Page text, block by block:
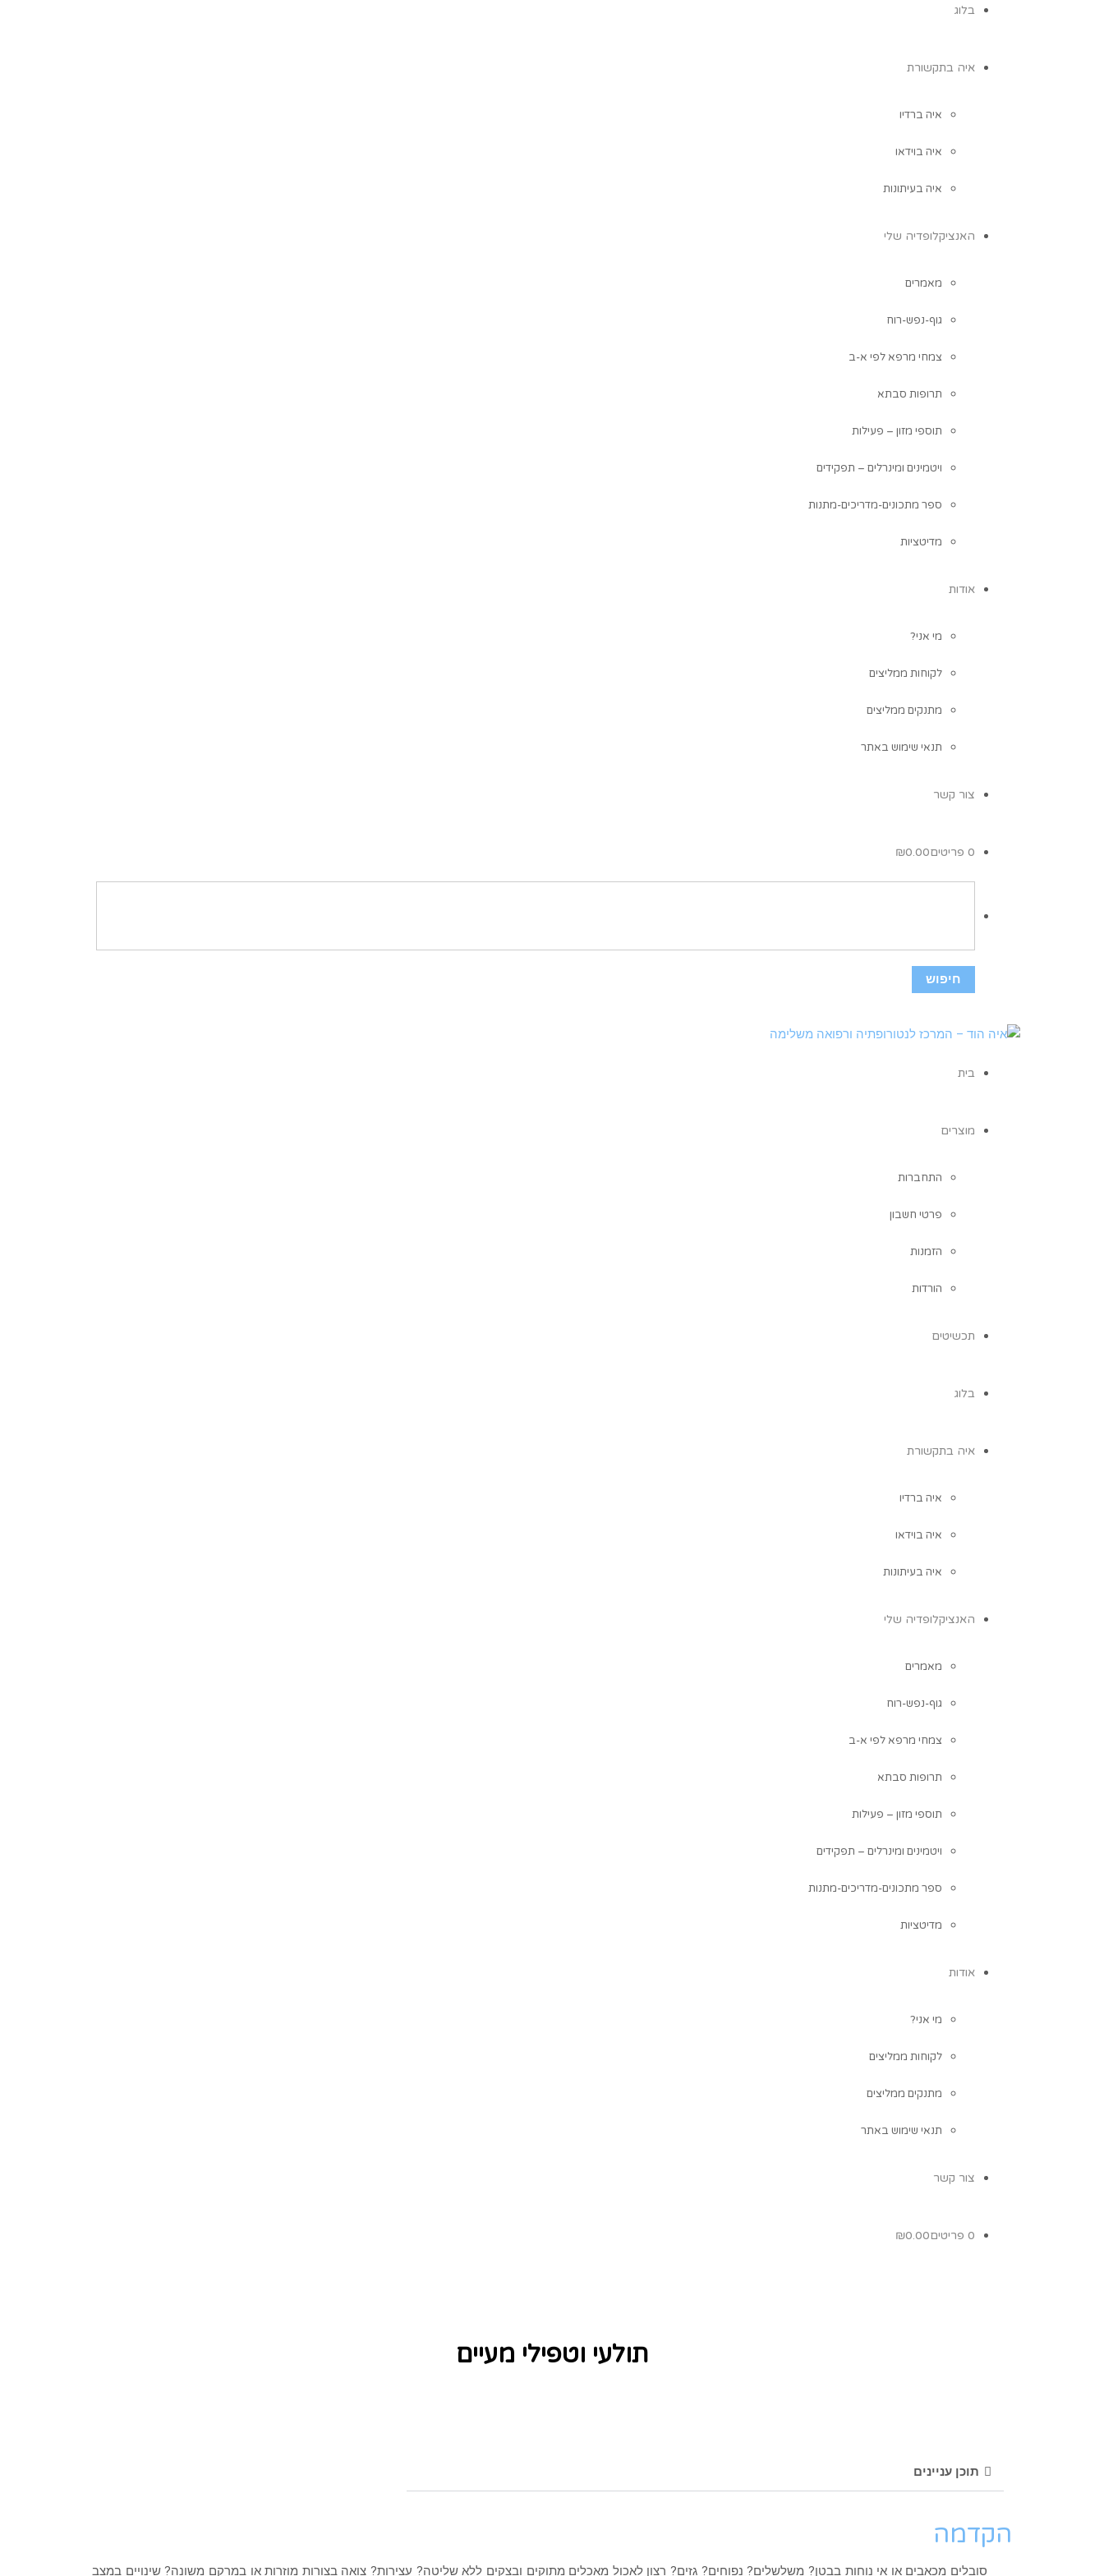
בלוג
איה בתקשורת
איה ברדיו
איה בוידאו
איה בעיתונות
האנציקלופדיה שלי
מאמרים
גוף-נפש-רוח
צמחי מרפא לפי א-ב
תרופות סבתא
תוספי מזון – פעילות
ויטמינים ומינרלים – תפקידים
ספר מתכונים-מדריכים-מתנות
מדיטציות
אודות
מי אני?
לקוחות ממליצים
מתנקים ממליצים
תנאי שימוש באתר
צור קשר
0 פריטים ₪0.00
בית
מוצרים
התחברות
פרטי חשבון
הזמנות
הורדות
תכשיטים
בלוג
איה בתקשורת
איה ברדיו
איה בוידאו
איה בעיתונות
האנציקלופדיה שלי
מאמרים
גוף-נפש-רוח
צמחי מרפא לפי א-ב
תרופות סבתא
תוספי מזון – פעילות
ויטמינים ומינרלים – תפקידים
ספר מתכונים-מדריכים-מתנות
מדיטציות
אודות
מי אני?
לקוחות ממליצים
מתנקים ממליצים
תנאי שימוש באתר
צור קשר
0 פריטים ₪0.00
תולעי וטפילי מעיים
תוכן עניינים
הקדמה
סובלים מכאבים או אי נוחות בבטן? משלשלים? נפוחים? גזים? רצון לאכול מאכלים מתוקים ובצקים ללא שליטה? עצירות? צואה בצורות מוזרות או במרקם משונה? שינויים במצב